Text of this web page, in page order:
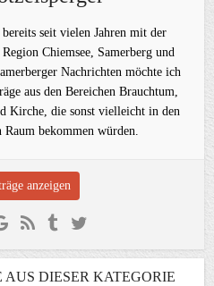
seit vielen Jahren mit der
Chiemsee, Samerberg und
Nachrichten möchte ich
aus den Bereichen Brauchtum,
Kirche, die sonst vielleicht in den
bekommen würden.
anzeigen
DIESER KATEGORIE